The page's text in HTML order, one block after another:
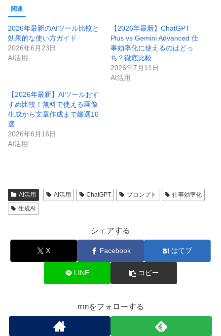
関連
2026年最新のAIツール比較と
効果的な使い方ガイド
2026年6月23日
AI活用
【2026年最新】ChatGPT
Plus vs Gemini Advanced 仕
事効率化に使えるのはどっ
ち？徹底比較
2026年7月11日
AI活用
【2026年最新】AIツールおす
すめ比較！無料で使える画像
生成から文章作成まで厳選10
選
2026年6月16日
AI活用
AI活用 AI活用 ChatGPT プロンプト
仕事効率化
生成AI
シェアする
X Facebook はてブ
LINE コピー
rrmをフォローする